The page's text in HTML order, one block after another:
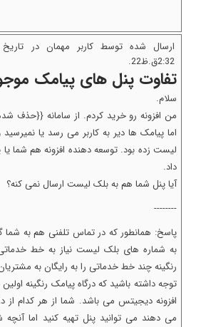
2:32ق.ظ22.
تفاوت پنل های پیامک
سلام.
من افزونه رو خرید کردم. از سامانه {{حذف
اما پیامک ها دیر به کاربر می رسد یا
لیست زده بود. توسعه دهنده افزونه هم شما
داد.
آیا پنل شما هم به بلک لیست ارسال نمی کنه؟
--------
پاسخ: همانطور که در تماس تلفنی هم به شما
به شماره های بلک لیست نیاز به خط
رنگینه چند خط خدماتی را به رایگان به
توجه داشته باشید که درگاه پیامک رنگینه
افزونه دیجیتس می باشد. شما از هر کدام از
می دهند می توانید پنل تهیه کنید اما